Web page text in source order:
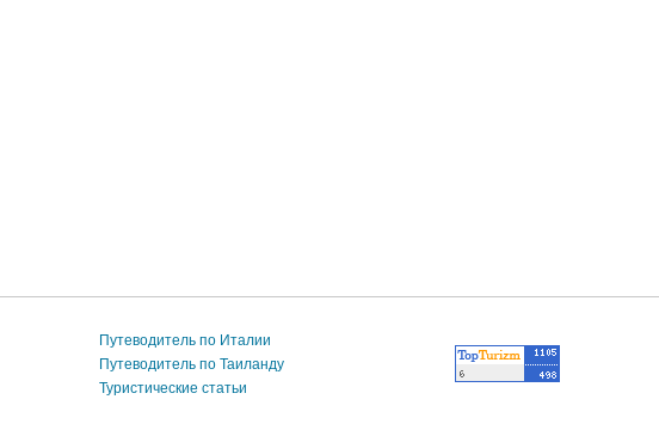
Путеводитель по Италии
Путеводитель по Таиланду
Туристические статьи